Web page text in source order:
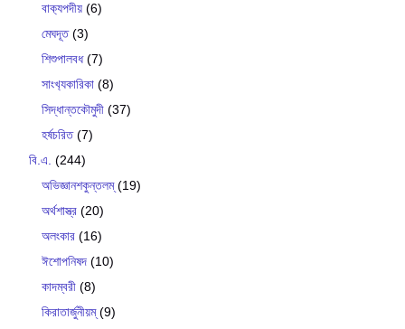
বাক‍্যপদীয় (6)
মেঘদূত(3)
শিশুপালবধ(7)
সাংখ‍্যকারিকা (8)
সিদ্ধান্তকৌমুদী (37)
হর্ষচরিত(7)
বি.এ. (244)
অভিজ্ঞানশকুন্তলম্(19)
অর্থশাস্ত্র (20)
অলংকার (16)
ঈশোপনিষদ (10)
কাদম্বরী (8)
কিরাতার্জুনীয়ম্(9)